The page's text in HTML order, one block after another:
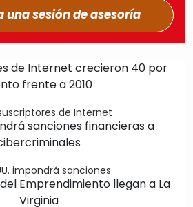
una sesiónde asesoría
de Internet
impondrá sanciones